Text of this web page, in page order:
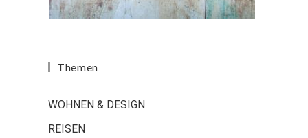
Themen
WOHNEN & DESIGN
REISEN